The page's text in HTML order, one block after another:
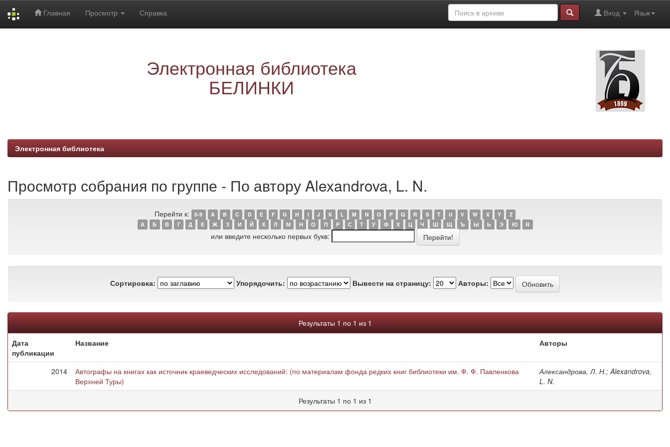
Главная Просмотр Справка Язык
Вход
Электронная библиотека
БЕЛИНКИ
Электронная библиотека
Просмотр собрания по группе - По автору Alexandrova, L. N.
Перейти к: 0-9 A B C D E F G H I J K L M N O P Q R S T U V W X Y
Z
А
Б В Г Д Е Ж З И Й К Л М Н О П Р С Т У Ф Х Ц Ч Ш Щ Ъ Ы Ь Э Ю Я
или введите несколько первых букв:
Сортировка: Упорядочить: Вывести на страницу: Авторы:
Результаты 1 по 1 из 1
Дата
публикации
Название Авторы
2014
Автографы на книгах как источник краеведческих исследований: (по материалам фонда редких книг библиотеки им. Ф. Ф. Павленкова
Верхней Туры)
Александрова, Л. Н.; Alexandrova,
L. N.
Результаты 1 по 1 из 1